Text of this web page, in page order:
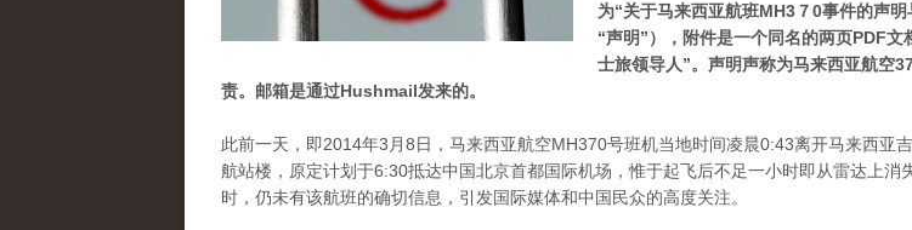
为“关于马来西亚航班MH3７0事件的声
“声明”），附件是一个同名的两页PDF文
士旅领导人”。声明声称为马来西亚航空
责。邮箱是通过Hushmail发来的。
此前一天，即2014年3月8日，马来西亚航空MH370号班机当地时间凌晨0:43离开马来西亚
航站楼，原定计划于6:30抵达中国北京首都国际机场，惟于起飞后不足一小时即从雷达上消
时，仍未有该航班的确切信息，引发国际媒体和中国民众的高度关注。